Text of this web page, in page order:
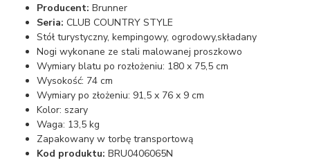
Producent:Brunner
Seria:CLUB COUNTRY STYLE
Stół turystyczny, kempingowy, ogrodowy,składany
Nogi wykonane ze stali malowanej proszkowo
Wymiary blatu po rozłożeniu: 180 x 75,5 cm
Wysokość: 74 cm
Wymiary po złożeniu: 91,5 x 76 x 9 cm
Kolor: szary
Waga: 13,5 kg
Zapakowany w torbę transportową
Kod produktu: BRU0406065N